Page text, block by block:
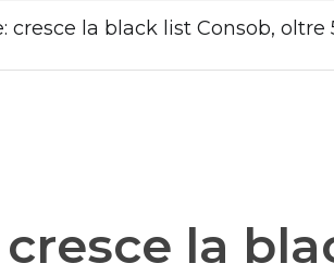
cresce la black list Consob,
la